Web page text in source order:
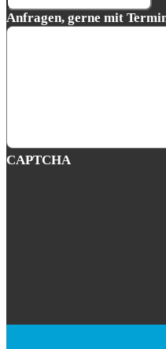
Anfragen, gerne mit
CAPTCHA